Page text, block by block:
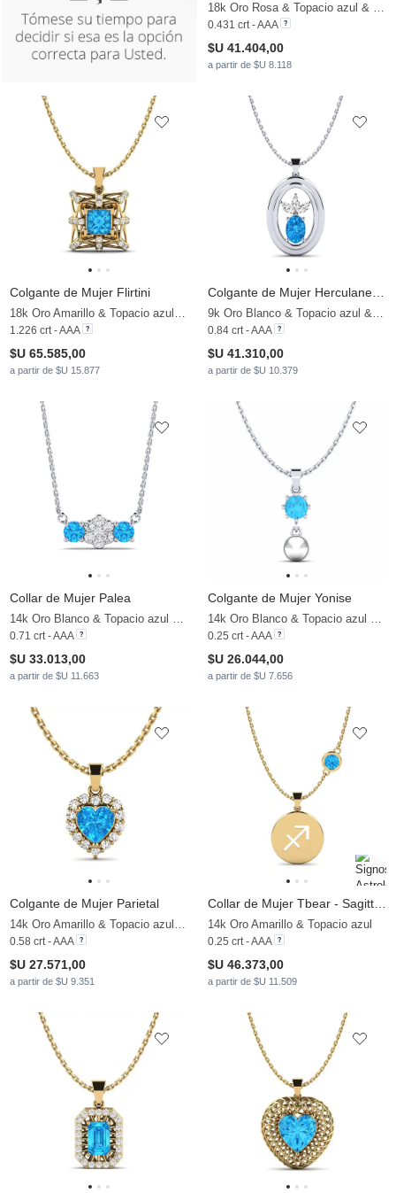
18k Oro Rosa & Topacio azul & Moissanita
0.431 crt - AAA
$U 41.404,00
a partir de $U 8.118
Colgante de Mujer Flirtini
18k Oro Amarillo & Topacio azul & Moissanita
1.226 crt - AAA
$U 65.585,00
a partir de $U 15.877
9k Oro Blanco & Topacio azul & Moissanita
0.84 crt - AAA
$U 41.310,00
a partir de $U 10.379
Collar de Mujer Palea
14k Oro Blanco & Topacio azul & Moissanita
0.71 crt - AAA
$U 33.013,00
a partir de $U 11.663
Colgante de Mujer Yonise
14k Oro Blanco & Topacio azul & Perla blanca
0.25 crt - AAA
$U 26.044,00
a partir de $U 7.656
Colgante de Mujer Parietal
14k Oro Amarillo & Topacio azul & Moissanita
0.58 crt - AAA
$U 27.571,00
a partir de $U 9.351
14k Oro Amarillo & Topacio azul
0.25 crt - AAA
$U 46.373,00
a partir de $U 11.509